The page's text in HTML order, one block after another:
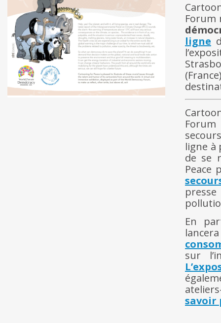
Forum
ligne
ligne à
de se
Peace
En
sur
savoir